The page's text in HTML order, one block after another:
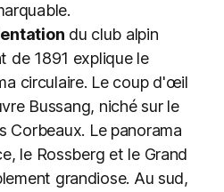
du club alpin
de 1891 explique le
circulaire. Le coup d'œil
Bussang, niché sur le
Corbeaux. Le panorama
le Rossberg et le Grand
grandiose. Au sud,